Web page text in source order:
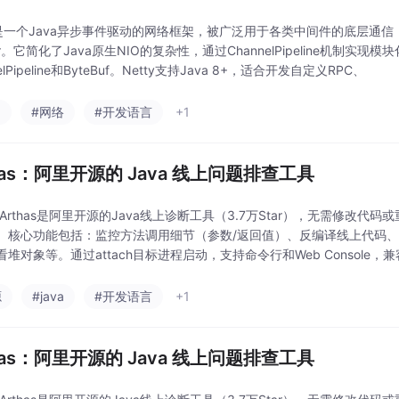
个Java异步事件驱动的网络框架，被广泛用于各类中间件的底层通
它简化了Java原生NIO的复杂性，通过ChannelPipeline机制实现模
和ByteBuf。Netty支持Java 8+，适合开发自定义RPC、
#网络 #开发语言 +1
：阿里开源的 Java 线上问题排查工具
是阿里开源的Java线上诊断工具（3.7万Star），无需修改代码
核心功能包括：监控方法调用细节（参数/返回值）、反编译线上代码
堆对象等。通过attach目标进程启动，支持命令行和Web Console，
#java #开发语言 +1
：阿里开源的 Java 线上问题排查工具